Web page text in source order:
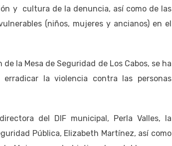
y cultura de la denuncia, así como de las
(niños, mujeres y ancianos) en el
la Mesa de Seguridad de Los Cabos, se ha
la violencia contra las personas
del DIF municipal, Perla Valles, la
Pública, Elizabeth Martínez, así como